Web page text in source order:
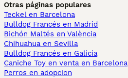
Otras páginas populares
Teckel en Barcelona
Bulldog Francés en Madrid
Bichón Maltés en València
Chihuahua en Sevilla
Bulldog Francés en Galicia
Caniche Toy en venta en Barcelona
Perros en adopcion